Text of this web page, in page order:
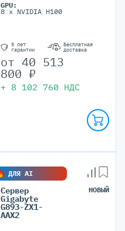
GPU:
8 x NVIDIA H100
5 лет
гарантии
Бесплатная
доставка
от 40 513
800 ₽
+ 8 102 760 НДС
ДЛЯ AI
Сервер
Gigabyte
G893-ZX1-
AAX2
НОВЫЙ